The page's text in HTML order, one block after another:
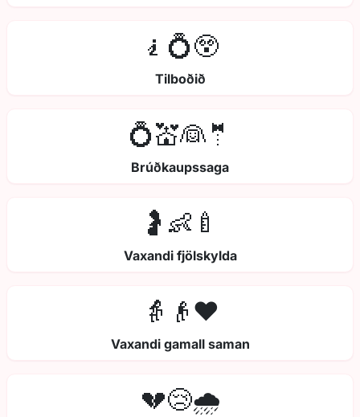
🧎💍😲
Tilboðið
💍💒👰🤵
Brúðkaupssaga
🤰👶🍼
Vaxandi fjölskylda
👵👴❤️
Vaxandi gamall saman
💔😢🌧️